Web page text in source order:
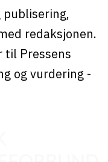
redaksjonen.
til Pressens
og vurdering -